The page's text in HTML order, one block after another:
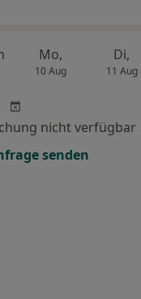
Mo,
10 Aug
Di,
11 Aug
nicht verfügbar
senden